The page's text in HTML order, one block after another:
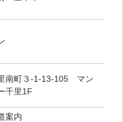
南町３-1-13-105 マン
千里1F
案内